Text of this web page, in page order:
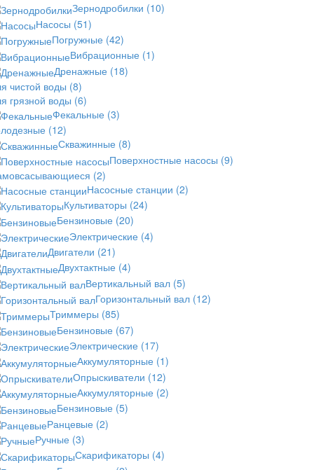
Зернодробилки (10)
Насосы (51)
Погружные (42)
Вибрационные (1)
Дренажные (18)
чистой воды (8)
грязной воды (6)
Фекальные (3)
(12)
Скважинные (8)
Поверхностные насосы (9)
(2)
Насосные станции (2)
Культиваторы (24)
Бензиновые (20)
Электрические (4)
Двигатели (21)
Двухтактные (4)
Вертикальный вал (5)
Горизонтальный вал (12)
Триммеры (85)
Бензиновые (67)
Электрические (17)
Аккумуляторные (1)
Опрыскиватели (12)
Аккумуляторные (2)
Бензиновые (5)
Ранцевые (2)
Ручные (3)
Скарификаторы (4)